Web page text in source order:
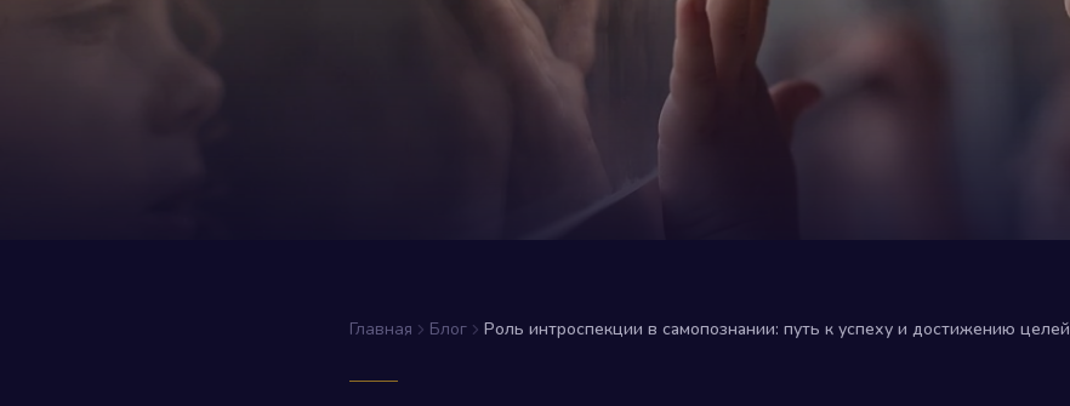
Главная Блог Роль интроспекции в самопознании: путь к успеху и достижению целей